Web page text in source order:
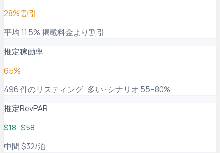
28% 割引
平均 11.5% 掲載料金より割引
推定稼働率
65%
496 件のリスティング · 多い · シナリオ 55–80%
推定RevPAR
$18–$58
中間 $32/泊